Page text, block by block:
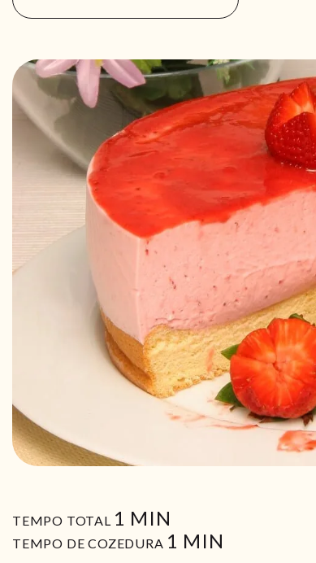
TEMPO TOTAL 1 MIN
MIN
TEMPO DE COZEDURA 1 MIN
MIN